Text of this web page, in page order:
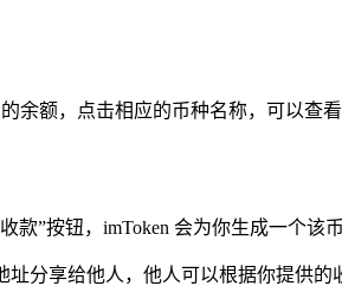
余额，点击相应的币种名称，可以查
”按钮，imToken 会为你生成一个该
分享给他人，他人可以根据你提供的